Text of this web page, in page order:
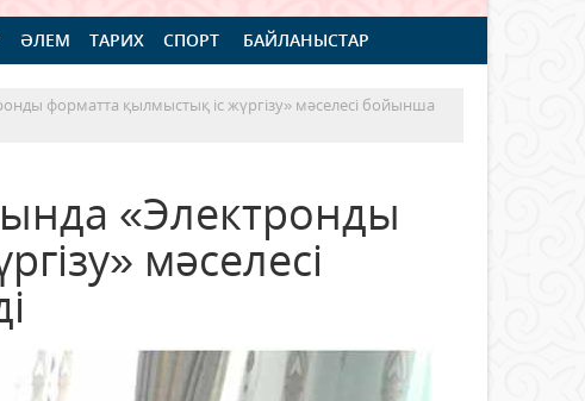
ӘЛЕМ ТАРИХ СПОРТ БАЙЛАНЫСТАР
форматта қылмыстық іс жүргізу» мәселесі бойынша
«Электронды
мәселесі